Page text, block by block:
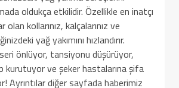
oldukça etkilidir. Özellikle en inatçı
olan kollarınız, kalçalarınız ve
yağ yakımını hızlandırır.
seri önlüyor, tansiyonu düşürüyor,
kurutuyor ve şeker hastalarına şifa
Ayrıntılar diğer sayfada haberimiz